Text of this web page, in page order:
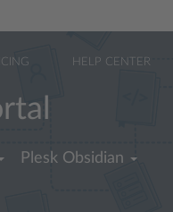
HELP CENTER
Plesk Obsidian